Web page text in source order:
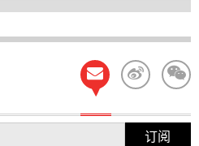
订阅